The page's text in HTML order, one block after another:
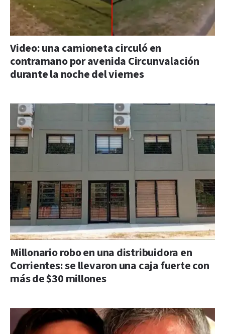
Video: una camioneta circuló en
contramano por avenida Circunvalación
durante la noche del viernes
Millonario robo en una distribuidora en
Corrientes: se llevaron una caja fuerte con
más de $30 millones